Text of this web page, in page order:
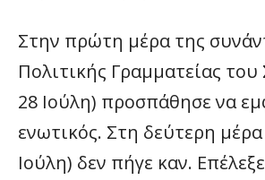
Στην πρώτη μέρα της
Πολιτικής Γραμματείας του
28 Ιούλη) προσπάθησε να
ενωτικός. Στη δεύτερη
Ιούλη) δεν πήγε καν.